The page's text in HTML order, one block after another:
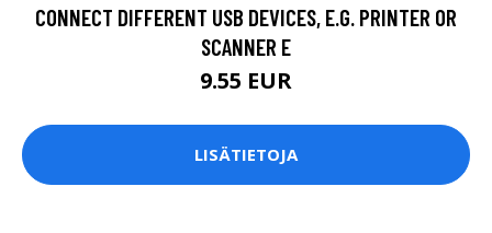
CONNECT DIFFERENT USB DEVICES, E.G. PRINTER OR
SCANNER E
9.55 EUR
LISÄTIETOJA